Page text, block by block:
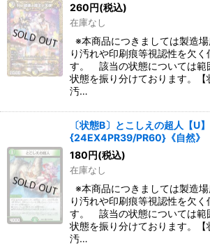
260円(税込)
在庫なし
※本商品につきましては製造
り汚れや印刷痕等視認性を欠く
す。 該当の状態については範
状態を振り分けております。【
汚…
〔状態B〕とこしえの超人【U】
{24EX4PR39/PR60}《自然》
180円(税込)
在庫なし
※本商品につきましては製造
り汚れや印刷痕等視認性を欠く
す。 該当の状態については範
状態を振り分けております。【
汚…